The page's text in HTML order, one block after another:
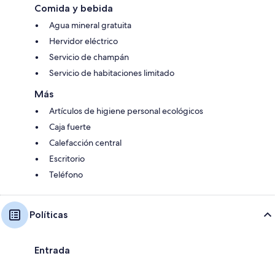
Comida y bebida
Agua mineral gratuita
Hervidor eléctrico
Servicio de champán
Servicio de habitaciones limitado
Más
Artículos de higiene personal ecológicos
Caja fuerte
Calefacción central
Escritorio
Teléfono
Políticas
Entrada